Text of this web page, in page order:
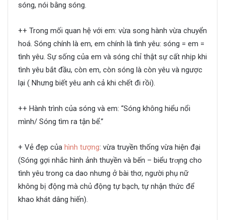
sóng, nói bằng sóng.
++ Trong mối quan hệ với em: vừa song hành vừa chuyển
hoá. Sóng chính là em, em chính là tình yêu: sóng = em =
tình yêu. Sự sống của em và sóng chỉ thật sự cất nhịp khi
tình yêu bắt đầu, còn em, còn sóng là còn yêu và ngược
lại ( Nhưng biết yêu anh cả khi chết đi rồi).
++ Hành trình của sóng và em: “Sóng không hiểu nổi
mình/ Sóng tìm ra tận bể.”
+ Vẻ đẹp của hình tượng: vừa truyền thống vừa hiện đại
(Sóng gợi nhắc hình ảnh thuyền và bến – biểu trƣng cho
tình yêu trong ca dao nhưng ở bài thơ, người phụ nữ
không bị động mà chủ động tự bạch, tự nhận thức để
khao khát dâng hiến).